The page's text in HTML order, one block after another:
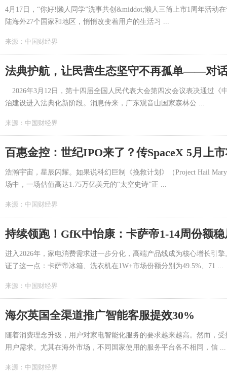
4月17日，“你好!懒人同学”洗事共创&middot;懒人三筒上市1周年活动
陆海外27个国家和地区，悄悄改变着用户的生活习 ...
来源： 中国财经界
2026年3月12日，第十四届全国人民代表大会第四次会议表决通过《
治建设进入法典化新阶段。消息传来，广东观音山国家森林公 ...
来源： 中国财经界
百惠金控：世纪IPO来了？传SpaceX 5月上
浩瀚宇宙，星辰闪耀。如果说科幻巨制《挽救计划》（Project Hail
场中，一场估值高达1.75万亿美元的“太空史诗”正 ...
来源： 中国财经界
持续领跑！GfK中怡康：卡萨帝1-14周份额
进入2026年，家电消费需求进一步分化，高端产品线成为核心增长引
证了这一点：卡萨帝冰箱、洗衣机在1W+市场份额分别为49.5%、71 ...
来源： 中国财经界
海尔英国全渠道推广智能客服提效30%
随着消费理念升级，用户对家电智能化服务的要求越来越高。然而，
用户需求。尤其在海外市场，不同国家使用的服务平台各不相同，信 ...
来源： 中国财经界